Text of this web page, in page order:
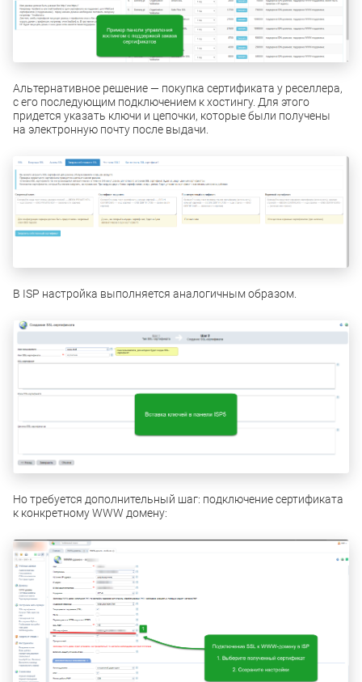
Альтернативное решение — покупка сертификата у реселлера,
с его последующим подключением к хостингу. Для этого
придется указать ключи и цепочки, которые были получены
на электронную почту после выдачи.
В ISP настройка выполняется аналогичным образом.
Но требуется дополнительный шаг: подключение сертификата
к конкретному WWW домену: